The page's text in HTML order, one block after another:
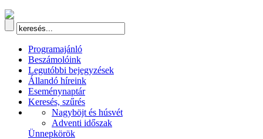
Programajánló
Beszámolóink
Legutóbbi bejegyzések
Állandó híreink
Eseménynaptár
Keresés, szűrés
Nagyböjt és húsvét
Adventi időszak
Ünnepkörök